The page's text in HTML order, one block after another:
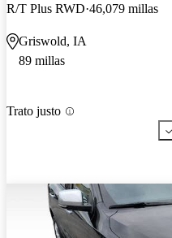
R/T Plus RWD 46,079 millas
Griswold, IA
89 millas
Trato justo